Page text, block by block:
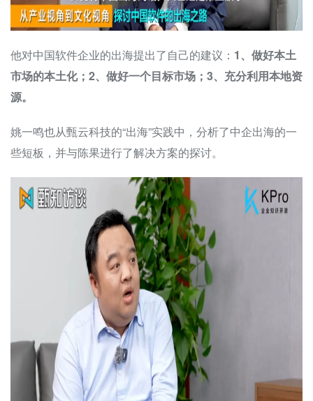
他对中国软件企业的出海提出了自己的建议： 1、做好本土
市场的本土化；2、做好一个目标市场；3、充分利用本地资
源。
姚一鸣也从甄云科技的“出海”实践中，分析了中企出海的一
些短板，并与陈果进行了解决方案的探讨。